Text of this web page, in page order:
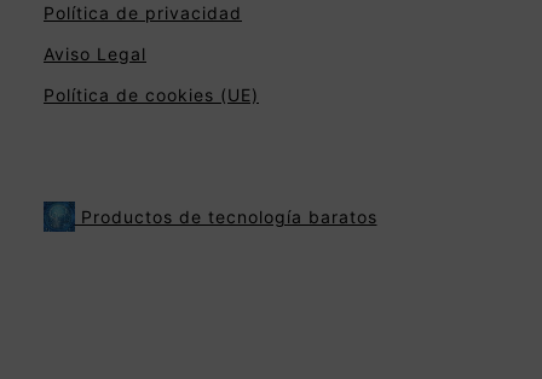
Política de privacidad
Aviso Legal
Política de cookies (UE)
Productos de tecnología baratos